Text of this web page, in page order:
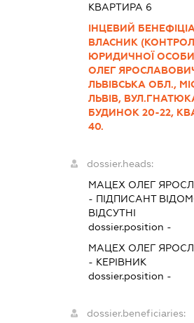
КВАРТИРА 6
ІНЦЕВИЙ
ВЛАСНИК
ЮРИДИЧНОЇ
ОЛЕГ
ЛЬВІВСЬКА ОБЛ.,
ЛЬВІВ,
БУДИНОК 20-22,
40.
dossier.heads:
МАЦЕХ ОЛЕГ
- ПІДПИСАНТ
ВІДСУТНІ
dossier.position -
МАЦЕХ ОЛЕГ
- КЕРІВНИК
dossier.position -
dossier.beneficiaries: